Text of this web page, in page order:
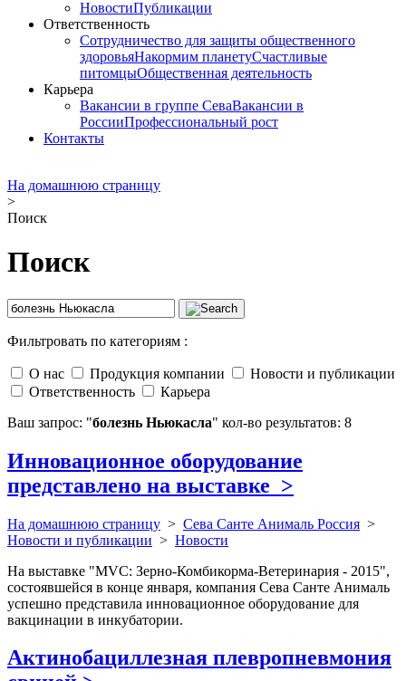
НовостиПубликации
Ответственность
Сотрудничество для защиты общественного
здоровьяНакормим планетуСчастливые
питомцыОбщественная деятельность
Карьера
Вакансии в группе СеваВакансии в
РоссииПрофессиональный рост
Контакты
На домашнюю страницу
>
Поиск
Поиск
Фильтровать по категориям :
О нас Продукция компании
Новости и публикации
Ответственность
Карьера
Ваш запрос: "болезнь Ньюкасла" кол-во результатов: 8
Инновационное оборудование
представлено на выставке >
На домашнюю страницу > Сева Санте Анималь Россия >
Новости и публикации > Новости
На выставке "MVC: Зерно-Комбикорма-Ветеринария - 2015",
состоявшейся в конце января, компания Сева Санте Анималь
успешно представила инновационное оборудование для
вакцинации в инкубатории.
Актинобациллезная плевропневмония